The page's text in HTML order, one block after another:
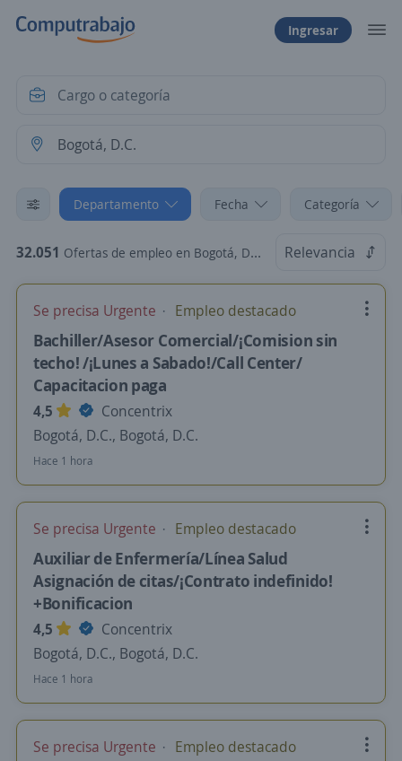
Ingresar
Departamento Fecha Categoría
32.051 Ofertas de empleo en Bogotá, D.C. Relevancia
Se precisa Urgente Empleo destacado
Bachiller/Asesor Comercial/¡Comision sin
techo! /¡Lunes a Sabado!/Call Center/
Capacitacion paga
4,5
Concentrix
Bogotá, D.C., Bogotá, D.C.
Hace 1 hora
Se precisa Urgente Empleo destacado
Auxiliar de Enfermería/Línea Salud
Asignación de citas/¡Contrato indefinido!
+Bonificacion
4,5
Concentrix
Bogotá, D.C., Bogotá, D.C.
Hace 1 hora
Se precisa Urgente Empleo destacado